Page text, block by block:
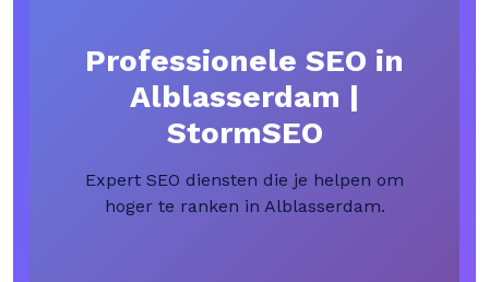
Professionele SEO in
Alblasserdam |
StormSEO
Expert SEO diensten die je helpen om
hoger te ranken in Alblasserdam.